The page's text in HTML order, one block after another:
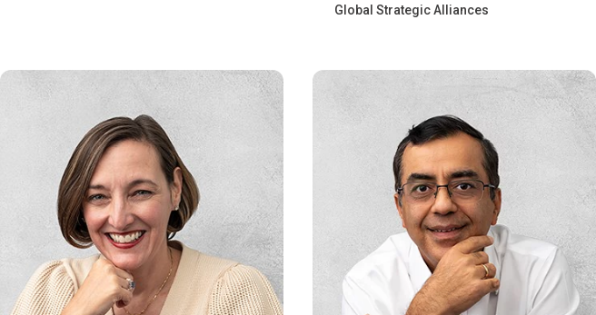
Global Strategic Alliances